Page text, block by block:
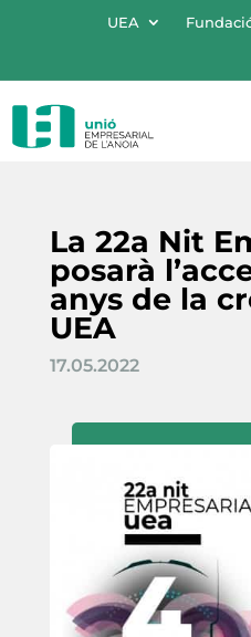
UEA
La 22a Nit
posarà
anys de la
UEA
17.05.2022